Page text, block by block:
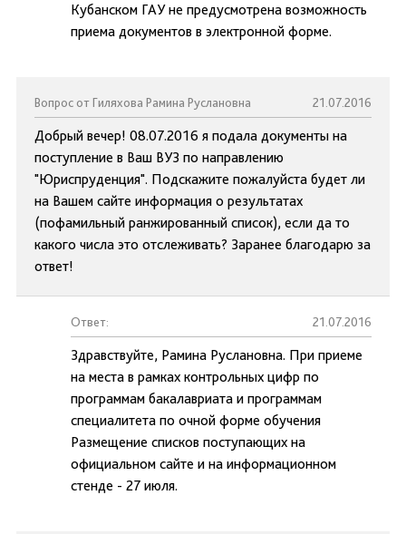
Кубанском ГАУ не предусмотрена возможность
приема документов в электронной форме.
Вопрос от Гиляхова Рамина Руслановна 21.07.2016
Добрый вечер! 08.07.2016 я подала документы на
поступление в Ваш ВУЗ по направлению
"Юриспруденция". Подскажите пожалуйста будет ли
на Вашем сайте информация о результатах
(пофамильный ранжированный список), если да то
какого числа это отслеживать? Заранее благодарю за
ответ!
Ответ: 21.07.2016
Здравствуйте, Рамина Руслановна. При приеме
на места в рамках контрольных цифр по
программам бакалавриата и программам
специалитета по очной форме обучения
Размещение списков поступающих на
официальном сайте и на информационном
стенде - 27 июля.